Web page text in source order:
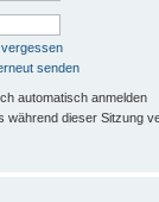
senden
automatisch anmelden
während dieser Sitzung